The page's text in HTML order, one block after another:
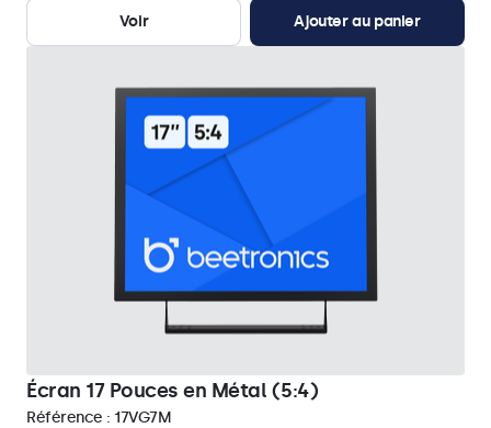
Voir Ajouter au panier
Écran 17 Pouces en Métal (5:4)
Référence : 17VG7M